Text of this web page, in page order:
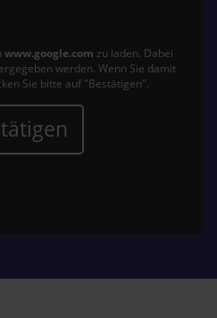
www.google.com zu laden. Dabei
werden. Wenn Sie damit
Sie bitte auf "Bestätigen".